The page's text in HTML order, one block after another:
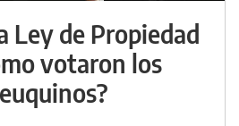
Ley de Propiedad
votaron los